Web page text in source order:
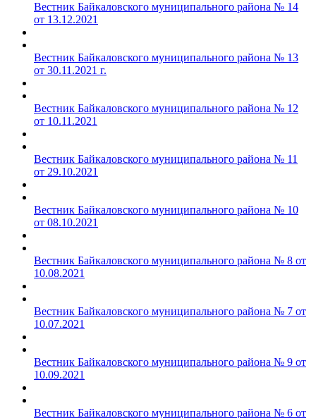
Вестник Байкаловского муниципального района № 14
от 13.12.2021
Вестник Байкаловского муниципального района № 13
от 30.11.2021 г.
Вестник Байкаловского муниципального района № 12
от 10.11.2021
Вестник Байкаловского муниципального района № 11
от 29.10.2021
Вестник Байкаловского муниципального района № 10
от 08.10.2021
Вестник Байкаловского муниципального района № 8 от
10.08.2021
Вестник Байкаловского муниципального района № 7 от
10.07.2021
Вестник Байкаловского муниципального района № 9 от
10.09.2021
Вестник Байкаловского муниципального района № 6 от